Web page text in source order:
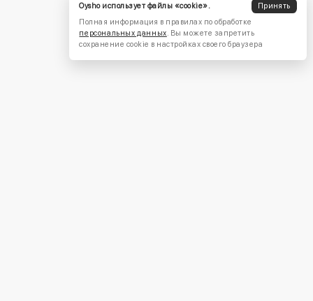
Oysho использует файлы «cookie».
Принять
Полная информация в правилах по обработке
персональных данных. Вы можете запретить
сохранение cookie в настройках своего браузера